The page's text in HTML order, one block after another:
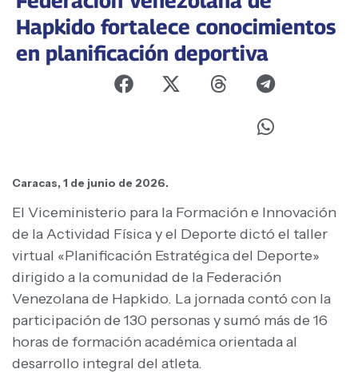
Hapkido fortalece conocimientos
en planificación deportiva
Caracas, 1 de junio de 2026.
El Viceministerio para la Formación e Innovación
de la Actividad Física y el Deporte dictó el taller
virtual «Planificación Estratégica del Deporte»
dirigido a la comunidad de la Federación
Venezolana de Hapkido. La jornada contó con la
participación de 130 personas y sumó más de 16
horas de formación académica orientada al
desarrollo integral del atleta.